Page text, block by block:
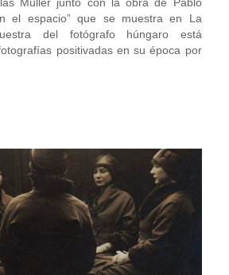
Muller junto con la obra de Pablo
el espacio” que se muestra en La
del fotógrafo húngaro está
positivadas en su época por